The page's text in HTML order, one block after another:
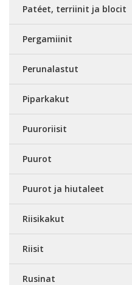
Patéet, terriinit ja blocit
Pergamiinit
Perunalastut
Piparkakut
Puuroriisit
Puurot
Puurot ja hiutaleet
Riisikakut
Riisit
Rusinat